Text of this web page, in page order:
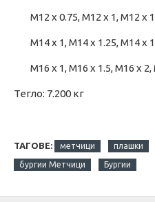
M12 x 0.75, M12 x 1, M12 x
M14 x 1, M14 x 1.25, M14 x
M16 x 1, M16 x 1.5, M16 x 2,
Тегло: 7.200 кг
ТАГОВЕ: метчици плашки
бургии Метчици Бургии